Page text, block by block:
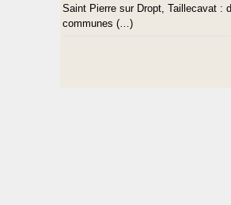
Saint Pierre sur Dropt, Taillecavat :
communes (…)